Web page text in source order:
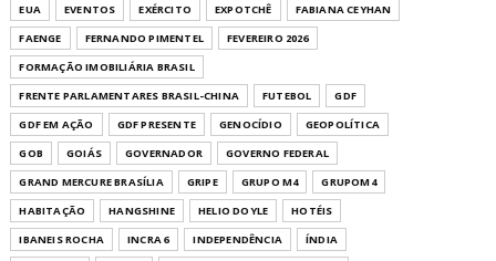
EUA
EVENTOS EXÉRCITO EXPOTCHÊ
FABIANA CEYHAN
FAENGE
FERNANDO PIMENTEL
FEVEREIRO 2026
FORMAÇÃO IMOBILIÁRIA BRASIL
FRENTE PARLAMENTARES BRASIL-CHINA
FUTEBOL
GDF
GDF EM AÇÃO
GDF PRESENTE GENOCÍDIO
GEOPOLÍTICA
GOB
GOIÁS GOVERNADOR
GOVERNO FEDERAL
GRAND MERCURE BRASÍLIA
GRIPE GRUPO M4
GRUPOM4
HABITAÇÃO
HANGSHINE HELIO DOYLE
HOTÉIS
IBANEIS ROCHA
INCRA 6 INDEPENDÊNCIA
ÍNDIA